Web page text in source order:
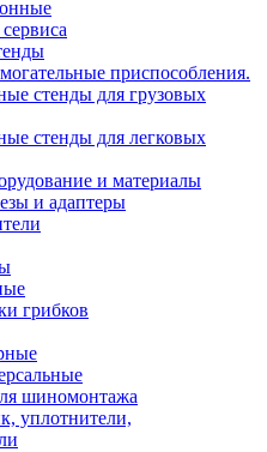
приспособления.
стенды для грузовых
стенды для легковых
и материалы
и адаптеры
грибков
шиномонтажа
уплотнители,